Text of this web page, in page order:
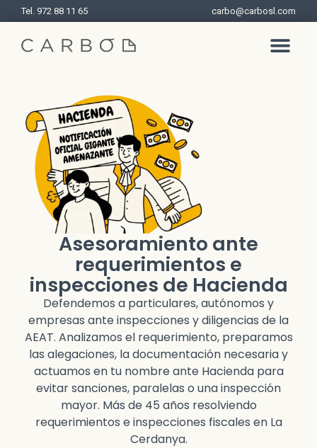
Tel. 972 88 11 65 carbo@carbosl.com
Asesoramiento ante
requerimientos e
inspecciones de Hacienda
Defendemos a particulares, autónomos y
empresas ante inspecciones y diligencias de la
AEAT. Analizamos el requerimiento, preparamos
las alegaciones, la documentación necesaria y
actuamos en tu nombre ante Hacienda para
evitar sanciones, paralelas o una inspección
mayor. Más de 45 años resolviendo
requerimientos e inspecciones fiscales en La
Cerdanya.